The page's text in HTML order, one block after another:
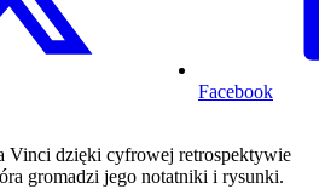
Facebook
Vinci dzięki cyfrowej retrospektywie
gromadzi jego notatniki i rysunki.